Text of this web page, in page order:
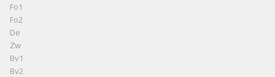
Fo1
Fo2
De
Zw
Bv1
Bv2